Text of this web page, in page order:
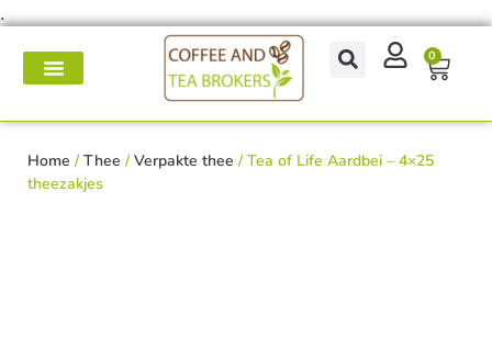
.
0
Home /Thee /Verpakte thee / Tea of Life Aardbei – 4×25
theezakjes